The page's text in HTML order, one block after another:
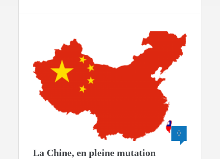
0
La Chine, en pleine mutation